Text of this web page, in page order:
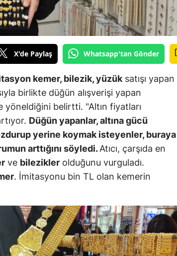
X'de Paylaş Whatsapp'tan Gönder
kemer, bilezik, yüzüksatışı yapan
birlikte düğün alışverişi yapan
yöneldiğini belirtti. "Altın fiyatları
Düğün yapanlar, altına gücü
yerine koymak isteyenler, buraya
arttığını söyledi.Atıcı, çarşıda en
ve bilezikler olduğunu vurguladı.
. İmitasyonu bin TL olan kemerin